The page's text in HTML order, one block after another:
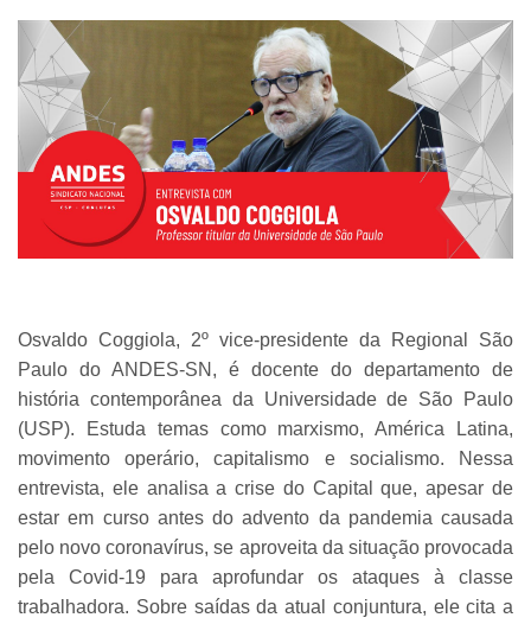
Osvaldo Coggiola, 2º vice-presidente da Regional São
Paulo do ANDES-SN, é docente do departamento de
história contemporânea da Universidade de São Paulo
(USP). Estuda temas como marxismo, América Latina,
movimento operário, capitalismo e socialismo. Nessa
entrevista, ele analisa a crise do Capital que, apesar de
estar em curso antes do advento da pandemia causada
pelo novo coronavírus, se aproveita da situação provocada
pela Covid-19 para aprofundar os ataques à classe
trabalhadora. Sobre saídas da atual conjuntura, ele cita a